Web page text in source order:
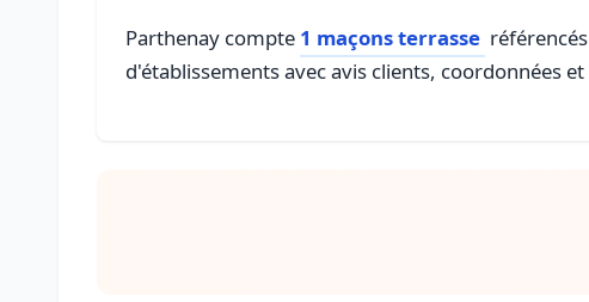
Parthenay compte 1 maçons terrasse
d'établissements avec avis clients, coordonnées